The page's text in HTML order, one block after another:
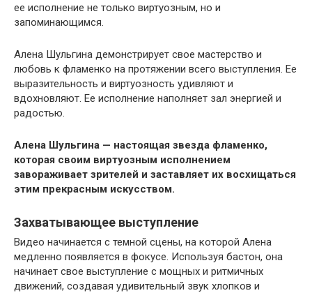
ее исполнение не только виртуозным, но и
запоминающимся.
Алена Шульгина демонстрирует свое мастерство и
любовь к фламенко на протяжении всего выступления. Ее
выразительность и виртуозность удивляют и
вдохновляют. Ее исполнение наполняет зал энергией и
радостью.
Алена Шульгина — настоящая звезда фламенко,
которая своим виртуозным исполнением
завораживает зрителей и заставляет их восхищаться
этим прекрасным искусством.
Захватывающее выступление
Видео начинается с темной сцены, на которой Алена
медленно появляется в фокусе. Используя бастон, она
начинает свое выступление с мощных и ритмичных
движений, создавая удивительный звук хлопков и